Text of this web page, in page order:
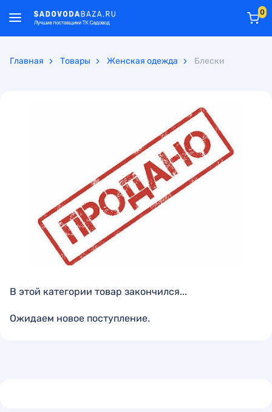
0
Главная Товары Женская одежда Блески
В этой категории товар закончился...
Ожидаем новое поступление.